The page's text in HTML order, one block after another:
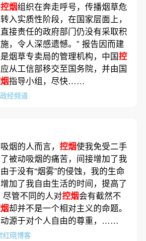
控烟组织在奔走呼号，传播烟草危
入实质性阶段，在国家层面上，
接责任的政府部门仍没有采取积
，令人深感遗憾。” 报告因而建
烟草专卖局的管理机构，中国控
从工信部移交至国务院，并由国
指导小组，尽快……
政经频道
烟的人而言， 控烟使我免受二手
被动吸烟的痛苦，间接增加了我
于没有“烟雾”的侵蚀，我的生命
加了我自由生活的时间，提高了
管不同的人对控烟会有截然不
却并不是一个相对主义的命题。
源于对个人自由的尊重，……
红晓博客